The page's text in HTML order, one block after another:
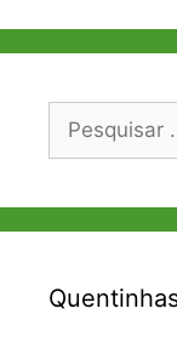
Pesquisar